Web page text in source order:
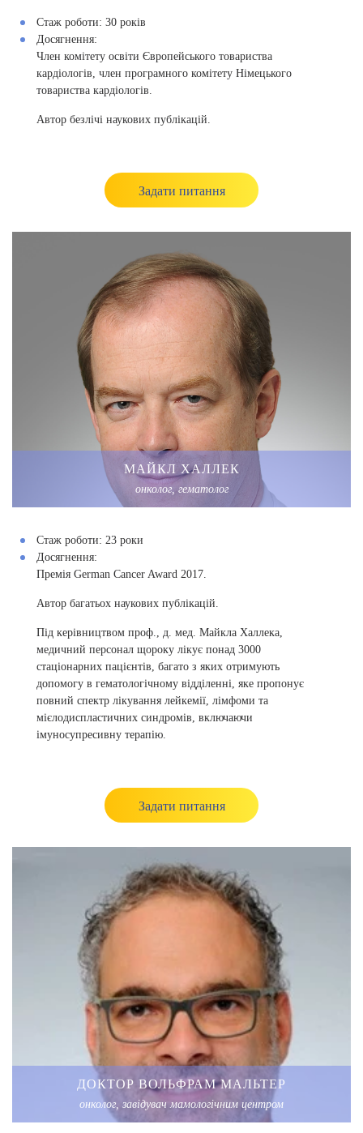
Стаж роботи: 30 років
Досягнення:
Член комітету освіти Європейського товариства
кардіологів, член програмного комітету Німецького
товариства кардіологів.
Автор безлічі наукових публікацій.
Задати питання
МАЙКЛ ХАЛЛЕК
онколог, гематолог
Стаж роботи: 23 роки
Досягнення:
Премія German Cancer Award 2017.
Автор багатьох наукових публікацій.
Під керівництвом проф., д. мед. Майкла Халлека,
медичний персонал щороку лікує понад 3000
стаціонарних пацієнтів, багато з яких отримують
допомогу в гематологічному відділенні, яке пропонує
повний спектр лікування лейкемії, лімфоми та
мієлодиспластичних синдромів, включаючи
імуносупресивну терапію.
Задати питання
ДОКТОР ВОЛЬФРАМ МАЛЬТЕР
онколог, завідувач мамологічним центром